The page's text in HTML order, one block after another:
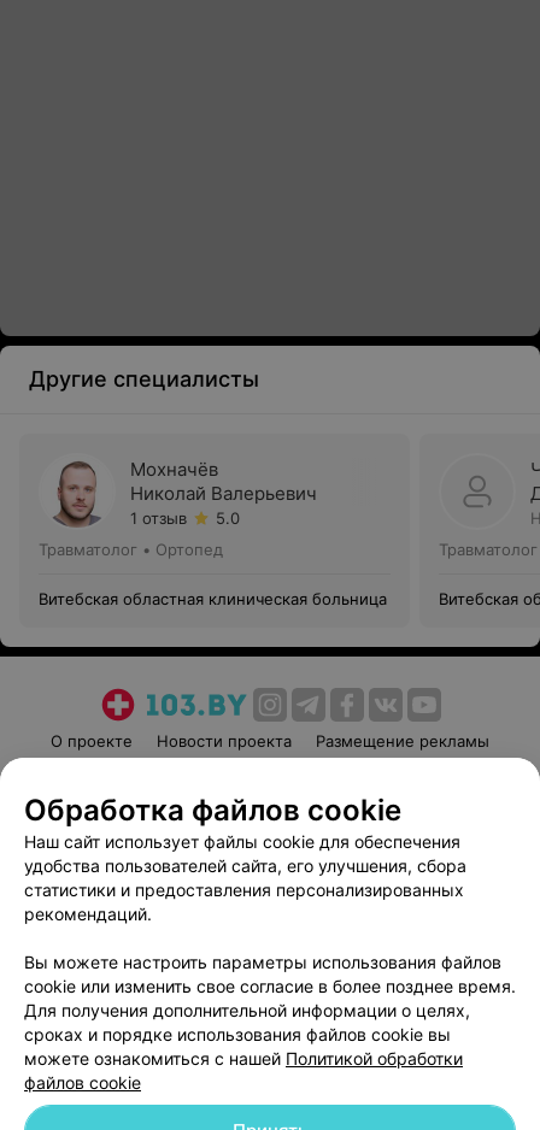
Другие специалисты
Мохначёв
Николай Валерьевич
1 отзыв
5.0
Травматолог • Ортопед
Витебская областная клиническая больница Витебская
О проекте Новости проекта
Размещение рекламы
Пользовательское соглашение
Способы оплаты
Вакансии
Партнеры
Написать руководителю 103.by
Обработка персональных данных
Обработка файлов cookie
Наш сайт использует файлы cookie для обеспечения
удобства пользователей сайта, его улучшения, сбора
статистики и предоставления персонализированных
рекомендаций.
Вы можете настроить параметры использования файлов
cookie или изменить свое согласие в более позднее время.
Для получения дополнительной информации о целях,
сроках и порядке использования файлов cookie вы
можете ознакомиться с нашей Политикой обработки
файлов cookie